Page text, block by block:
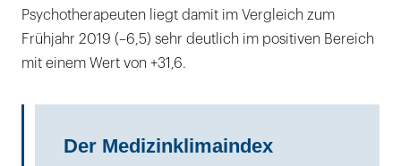
Psychotherapeuten liegt damit im Vergleich zum
Frühjahr 2019 (–6,5) sehr deutlich im positiven Bereich
mit einem Wert von +31,6.
Der Medizinklimaindex